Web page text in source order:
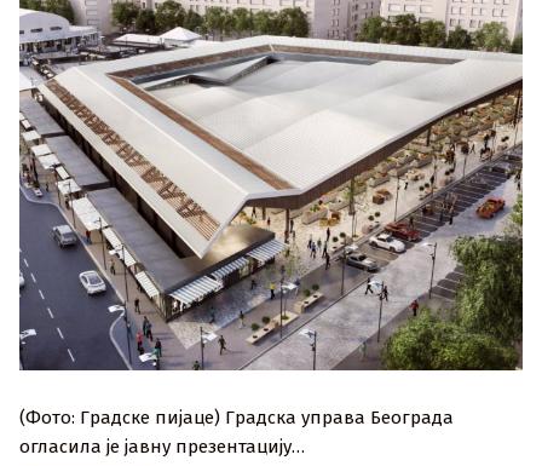
(Фото: Градске пијаце) Градска управа Београда
огласила је јавну презентацију…